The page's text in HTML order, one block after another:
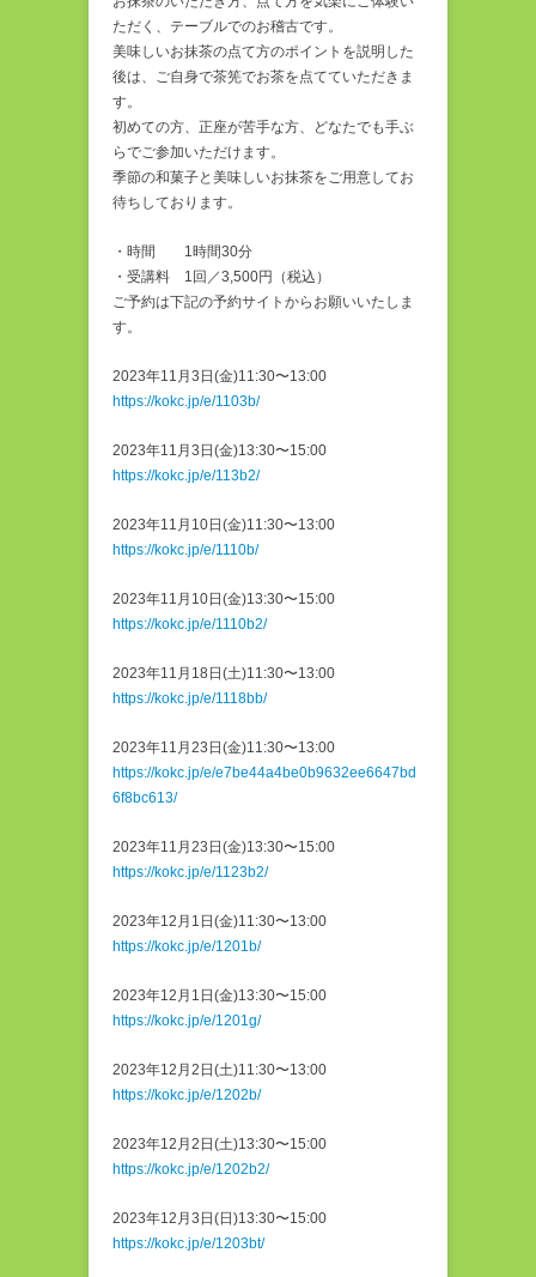
ただく、テーブルでのお稽古です。
美味しいお抹茶の点て方のポイントを説明した
後は、ご自身で茶筅でお茶を点てていただきま
す。
初めての方、正座が苦手な方、どなたでも手ぶ
らでご参加いただけます。
季節の和菓子と美味しいお抹茶をご用意してお
待ちしております。
・時間 1時間30分
・受講料 1回／3,500円（税込）
ご予約は下記の予約サイトからお願いいたしま
す。
2023年11月3日(金)11:30〜13:00
https://kokc.jp/e/1103b/
2023年11月3日(金)13:30〜15:00
https://kokc.jp/e/113b2/
2023年11月10日(金)11:30〜13:00
https://kokc.jp/e/1110b/
2023年11月10日(金)13:30〜15:00
https://kokc.jp/e/1110b2/
2023年11月18日(土)11:30〜13:00
https://kokc.jp/e/1118bb/
2023年11月23日(金)11:30〜13:00
https://kokc.jp/e/e7be44a4be0b9632ee6647bd
6f8bc613/
2023年11月23日(金)13:30〜15:00
https://kokc.jp/e/1123b2/
2023年12月1日(金)11:30〜13:00
https://kokc.jp/e/1201b/
2023年12月1日(金)13:30〜15:00
https://kokc.jp/e/1201g/
2023年12月2日(土)11:30〜13:00
https://kokc.jp/e/1202b/
2023年12月2日(土)13:30〜15:00
https://kokc.jp/e/1202b2/
2023年12月3日(日)13:30〜15:00
https://kokc.jp/e/1203bt/